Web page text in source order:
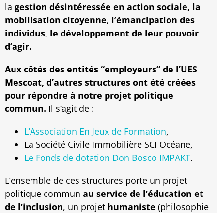
la gestion désintéressée en action sociale, la
mobilisation citoyenne, l’émancipation des
individus, le développement de leur pouvoir
d’agir.
Aux côtés des entités “employeurs” de l’UES
Mescoat, d’autres structures ont été créées
pour répondre à notre projet politique
commun. Il s’agit de :
L’Association En Jeux de Formation,
La Société Civile Immobilière SCI Océane,
Le Fonds de dotation Don Bosco IMPAKT.
L’ensemble de ces structures porte un projet
politique commun au service de l’éducation et
de l’inclusion, un projet humaniste (philosophie